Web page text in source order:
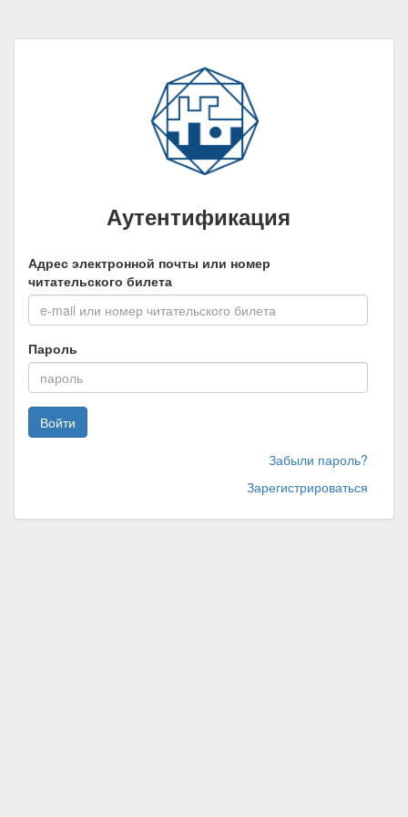
Аутентификация
Адрес электронной почты или номер
читательского билета
Пароль
Войти
Забыли пароль?
Зарегистрироваться